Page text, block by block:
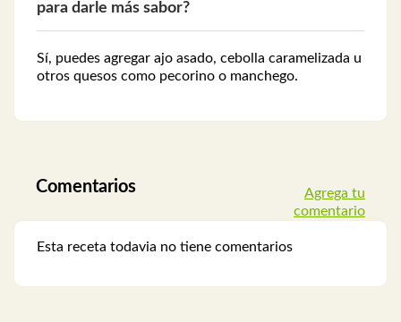
para darle más sabor?
Sí, puedes agregar ajo asado, cebolla caramelizada u
otros quesos como pecorino o manchego.
Comentarios
Agrega tu
comentario
Esta receta todavia no tiene comentarios